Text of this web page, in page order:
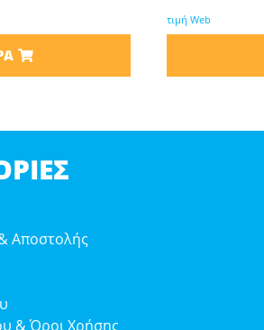
τιμή Web
Αποστολής
& Όροι Χρήσης